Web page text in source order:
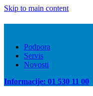
Skip to main content
Podpora
Servis
Novosti
Informacije: 01 530 11 00